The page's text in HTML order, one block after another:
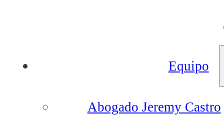
Equipo
Abogado Jeremy Castro